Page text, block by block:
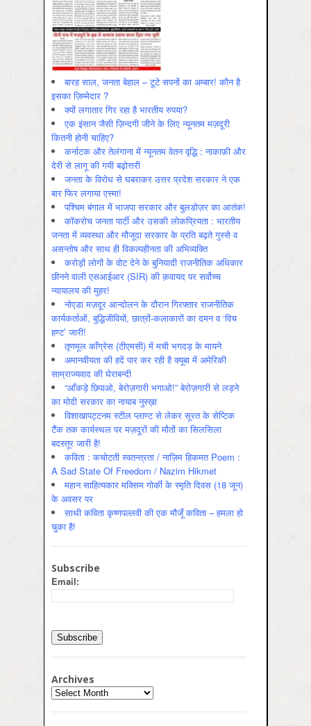
बारह साल, जनता बेहाल – टूटे सपनों का अम्बार! कौन है
इसका ज़िम्मेदार ?
क्यों लगातार गिर रहा है भारतीय रुपया?
एक इंसान जैसी ज़िन्दगी जीने के लिए न्यूनतम मज़दूरी
कितनी होनी चाहिए?
कर्नाटक और तेलंगाना में न्यूनतम वेतन वृद्धि : नाकाफ़ी और
देरी से लागू की गयी बढ़ोत्तरी
जनता के विरोध से घबराकर उत्तर प्रदेश सरकार ने एक
बार फिर लगाया एस्मा!
पश्चिम बंगाल में भाजपा सरकार और बुलडोज़र का आतंक!
कॉकरोच जनता पार्टी और उसकी लोकप्रियता : भारतीय
जनता में व्‍यवस्‍था और मौजूदा सरकार के प्रति बढ़ते गुस्‍से व
असन्‍तोष और साथ ही विकल्‍पहीनता की अभिव्‍यक्ति
करोड़ों लोगों के वोट देने के बुनियादी राजनीतिक अधिकार
छीनने वाली एसआईआर (SIR) की क़वायद पर सर्वोच्च
न्यायालय की मुहर!
नोएडा मज़दूर आन्दोलन के दौरान गिरफ़्तार राजनीतिक
कार्यकर्ताओं, बुद्धिजीवियों, छात्रों-कलाकारों का दमन व ‘विच
हण्ट’ जारी!
तृणमूल काँग्रेस (टीएमसी) में मची भगदड़ के मायने
अमानवीयता की हदें पार कर रही है क्यूबा में अमेरिकी
साम्राज्यवाद की घेराबन्दी
“आँकड़े छिपाओ, बेरोज़गारी भगाओ!” बेरोज़गारी से लड़ने
का मोदी सरकार का नायाब नुस्ख़ा
विशाखापट्टनम स्टील प्लाण्ट से लेकर सूरत के सेप्टिक
टैंक तक कार्यस्थल पर मज़दूरों की मौतों का सिलसिला
बदस्तूर जारी है!
कविता : कचोटती स्वतन्त्रता / नाज़िम हिकमत Poem :
A Sad State Of Freedom / Nazim Hikmet
महान साहित्यकार मक्सिम गोर्की के स्मृति दिवस (18 जून)
के अवसर पर
साथी कविता कृष्णपल्लवी की एक मौजूँ कविता – हमला हो
चुका है!
Subscribe
Email:
Archives
Archives